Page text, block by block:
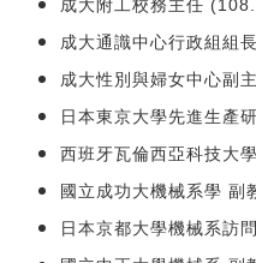
成大附工校務主任
成大通識中心行政組組
成大性別與婦女中心副
日本東京大學先進生產
西班牙瓦倫西亞科技大
國立成功大機械系學
日本京都大學機械系訪